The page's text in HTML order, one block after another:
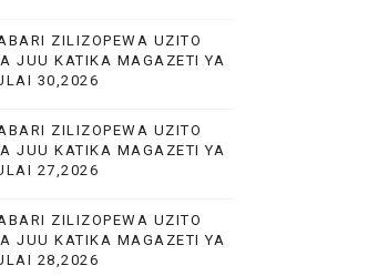
AFRIKA
ZILIZOPEWA UZITO
JUU KATIKA MAGAZETI YA
30,2026
ZILIZOPEWA UZITO
JUU KATIKA MAGAZETI YA
27,2026
ZILIZOPEWA UZITO
JUU KATIKA MAGAZETI YA
28,2026